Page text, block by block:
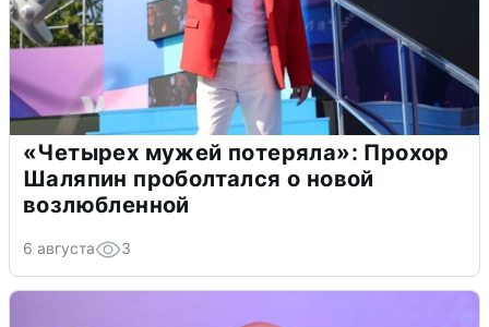
«Четырех мужей потеряла»: Прохор
Шаляпин проболтался о новой
возлюбленной
6 августа 3